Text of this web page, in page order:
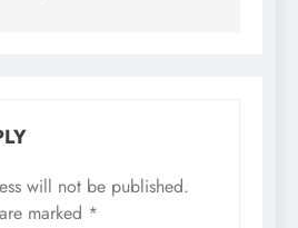
will not be published.
marked *